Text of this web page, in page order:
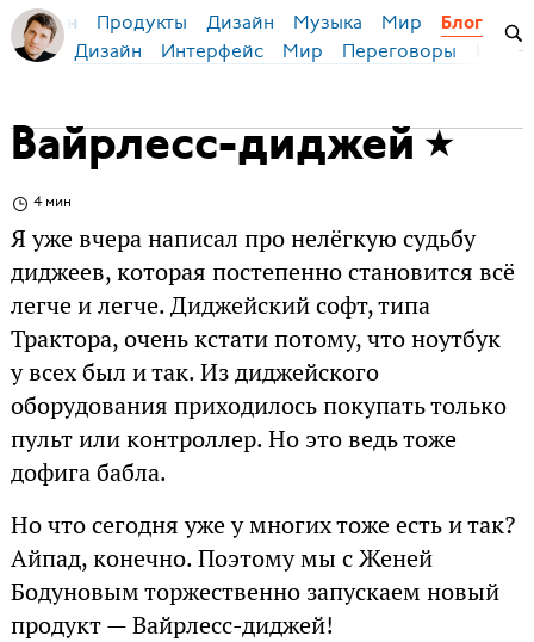
Бирман Продукты Дизайн Музыка Мир Блог
Дизайн Интерфейс Мир Переговоры
Вайрлесс-диджей
4 мин
Я уже вчера написал про нелёгкую судьбу
диджеев, которая постепенно становится всё
легче и легче. Диджейский софт, типа
Трактора, очень кстати потому, что ноутбук
у всех был и так. Из диджейского
оборудования приходилось покупать только
пульт или контроллер. Но это ведь тоже
дофига бабла.
Но что сегодня уже у многих тоже есть и так?
Айпад, конечно. Поэтому мы с Женей
Бодуновым торжественно запускаем новый
продукт — Вайрлесс-диджей!